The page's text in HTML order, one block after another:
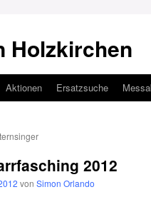
Holzkirchen
Aktionen Ersatzsuche
2012
von Simon Orlando